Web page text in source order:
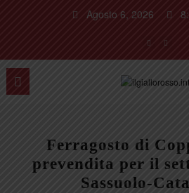
Agosto 6, 2026
Ferragosto di
prevendita per il
Sassuolo-